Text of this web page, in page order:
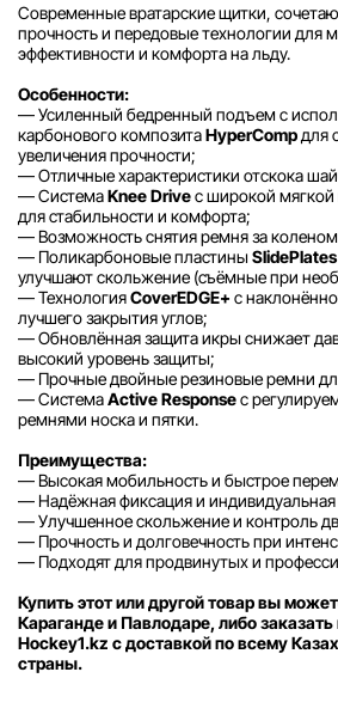
Современные вратарские щитки,
прочность и передовые технологии для
эффективности и комфорта на льду.
Особенности:
— Усиленный бедренный подъем с
карбонового композитаHyperCompдля
увеличения прочности;
— Отличные характеристики отскока
— СистемаKnee Driveс широкой
для стабильности и комфорта;
— Возможность снятия ремня за
— Поликарбоновые пластиныSlidePlates
улучшают скольжение (съёмные при
— ТехнологияCoverEDGE+ с
лучшего закрытия углов;
— Обновлённая защита икры снижает
высокий уровень защиты;
— Прочные двойные резиновые ремни
— СистемаActive Responseс
ремнями носка и пятки.
Преимущества:
— Высокая мобильность и быстрое
— Надёжная фиксация и индивидуальная
— Улучшенное скольжение и контроль
— Прочность и долговечность при
— Подходят для продвинутых и
Купить этот или другой товар вы
Караганде и Павлодаре, либо
Hockey1.kz с доставкой по всему
страны.